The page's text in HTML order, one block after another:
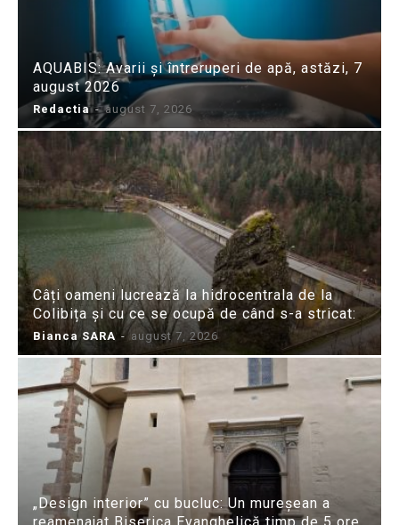
AQUABIS: Avarii și întreruperi de apă, astăzi, 7
august 2026
Redactia - august 7, 2026
Câți oameni lucrează la hidrocentrala de la
Colibița și cu ce se ocupă de când s-a stricat:
Bianca SARA - august 7, 2026
„Design interior” cu bucluc: Un mureșean a